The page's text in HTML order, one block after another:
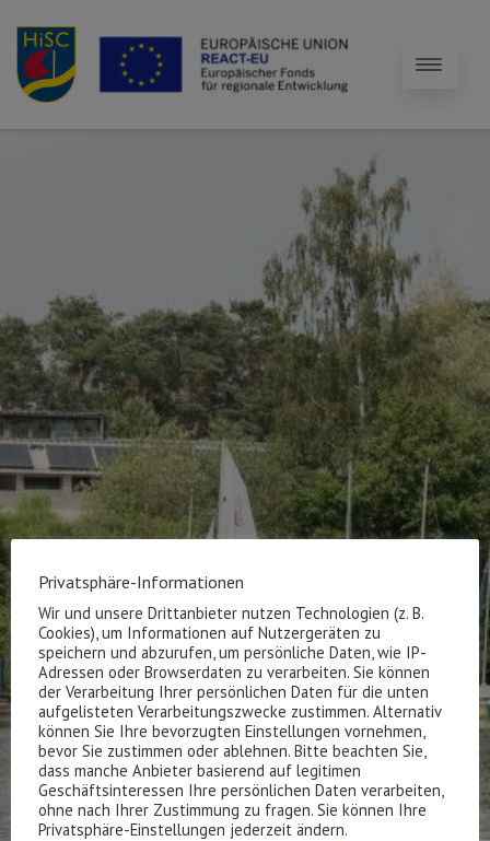
Privatsphäre-Informationen
Wir und unsere Drittanbieter nutzen Technologien (z. B.
Cookies), um Informationen auf Nutzergeräten zu
speichern und abzurufen, um persönliche Daten, wie IP-
Adressen oder Browserdaten zu verarbeiten. Sie können
der Verarbeitung Ihrer persönlichen Daten für die unten
aufgelisteten Verarbeitungszwecke zustimmen. Alternativ
können Sie Ihre bevorzugten Einstellungen vornehmen,
bevor Sie zustimmen oder ablehnen. Bitte beachten Sie,
dass manche Anbieter basierend auf legitimen
Geschäftsinteressen Ihre persönlichen Daten verarbeiten,
ohne nach Ihrer Zustimmung zu fragen. Sie können Ihre
Privatsphäre-Einstellungen jederzeit ändern.